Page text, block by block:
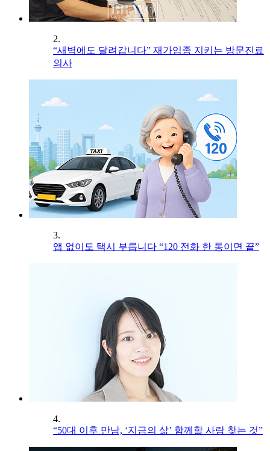
2.
“새벽에도 달려갑니다” 재가임종 지키는 방문진료
의사
3.
앱 없이도 택시 부릅니다 “120 전화 한 통이면 끝”
4.
“50대 이후 만남, ‘지금의 삶’ 함께할 사람 찾는 것”